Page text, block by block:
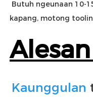
Butuh ngeunaan 10-
kapang, motong
Kaunggulan